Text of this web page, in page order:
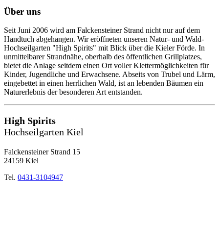
Über uns
Seit Juni 2006 wird am Falckensteiner Strand nicht nur auf dem
Handtuch abgehangen. Wir eröffneten unseren Natur- und Wald-
Hochseilgarten "High Spirits" mit Blick über die Kieler Förde. In
unmittelbarer Strandnähe, oberhalb des öffentlichen Grillplatzes,
bietet die Anlage seitdem einen Ort voller Klettermöglichkeiten für
Kinder, Jugendliche und Erwachsene. Abseits von Trubel und Lärm,
eingebettet in einen herrlichen Wald, ist an lebenden Bäumen ein
Naturerlebnis der besonderen Art entstanden.
High Spirits
Hochseilgarten Kiel
Falckensteiner Strand 15
24159 Kiel
Tel. 0431-3104947